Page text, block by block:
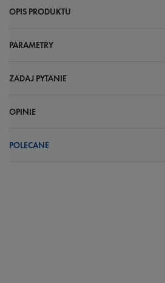
OPIS PRODUKTU
PARAMETRY
ZADAJ PYTANIE
OPINIE
POLECANE